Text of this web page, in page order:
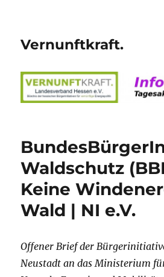
Vernunftkraft.
Waldschutz
Keine
Wald | NI e.V.
Offener Brief der
Neustadt an das Ministerium